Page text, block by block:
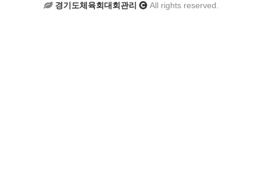
경기도체육회대회관리 All rights reserved.